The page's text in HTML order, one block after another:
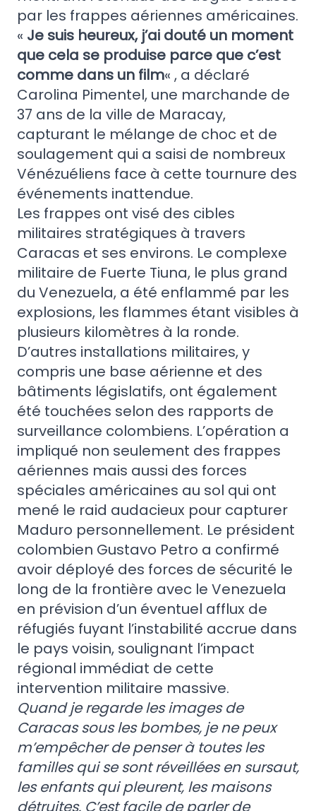
par les frappes aériennes américaines.
« Je suis heureux, j’ai douté un moment
que cela se produise parce que c’est
comme dans un film« , a déclaré
Carolina Pimentel, une marchande de
37 ans de la ville de Maracay,
capturant le mélange de choc et de
soulagement qui a saisi de nombreux
Vénézuéliens face à cette tournure des
événements inattendue.
Les frappes ont visé des cibles
militaires stratégiques à travers
Caracas et ses environs. Le complexe
militaire de Fuerte Tiuna, le plus grand
du Venezuela, a été enflammé par les
explosions, les flammes étant visibles à
plusieurs kilomètres à la ronde.
D’autres installations militaires, y
compris une base aérienne et des
bâtiments législatifs, ont également
été touchées selon des rapports de
surveillance colombiens. L’opération a
impliqué non seulement des frappes
aériennes mais aussi des forces
spéciales américaines au sol qui ont
mené le raid audacieux pour capturer
Maduro personnellement. Le président
colombien Gustavo Petro a confirmé
avoir déployé des forces de sécurité le
long de la frontière avec le Venezuela
en prévision d’un éventuel afflux de
réfugiés fuyant l’instabilité accrue dans
le pays voisin, soulignant l’impact
régional immédiat de cette
intervention militaire massive.
Quand je regarde les images de
Caracas sous les bombes, je ne peux
m’empêcher de penser à toutes les
familles qui se sont réveillées en sursaut,
les enfants qui pleurent, les maisons
détruites. C’est facile de parler de